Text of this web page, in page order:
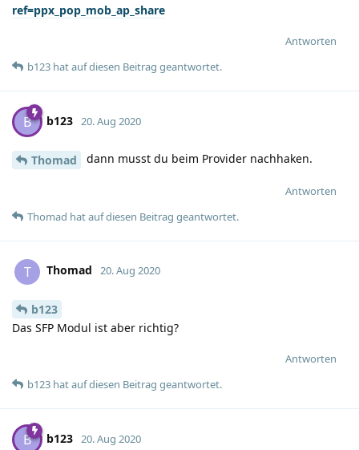
ref=ppx_pop_mob_ap_share
Antworten
b123 hatauf diesen Beitrag geantwortet.
B b123 20. Aug 2020
Thomad dann musst du beim Provider nachhaken.
Antworten
Thomad hatauf diesen Beitrag geantwortet.
T Thomad 20. Aug 2020
b123
Das SFP Modul ist aber richtig?
Antworten
b123 hatauf diesen Beitrag geantwortet.
B b123 20. Aug 2020